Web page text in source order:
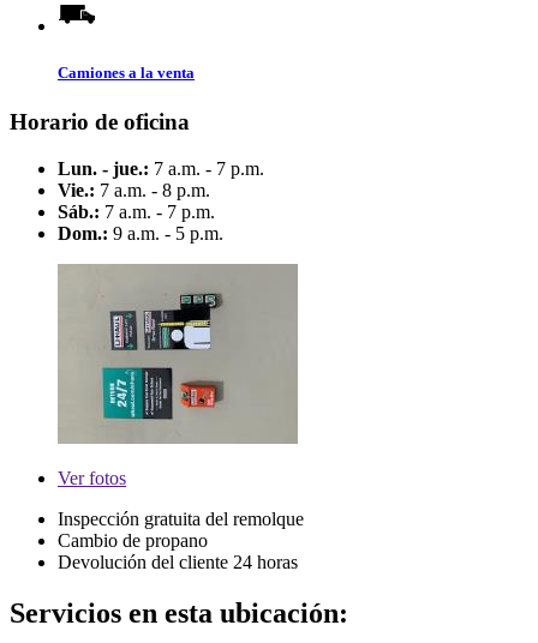
Camiones a la venta
Horario de oficina
Lun. - jue.: 7 a.m. - 7 p.m.
Vie.: 7 a.m. - 8 p.m.
Sáb.: 7 a.m. - 7 p.m.
Dom.: 9 a.m. - 5 p.m.
Verfotos
Inspección gratuita del remolque
Cambio de propano
Devolución del cliente 24 horas
Servicios en esta ubicación: